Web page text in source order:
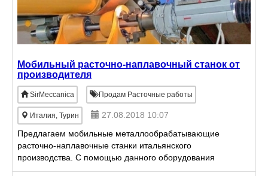
Мобильный расточно-наплавочный станок от
производителя
SirMeccanica Продам Расточные работы
Италия, Турин
27.08.2018 10:07
Предлагаем мобильные металлообрабатывающие
расточно-наплавочные станки итальянского
производства. С помощью данного оборудования
производят восстановительный ремонт любых